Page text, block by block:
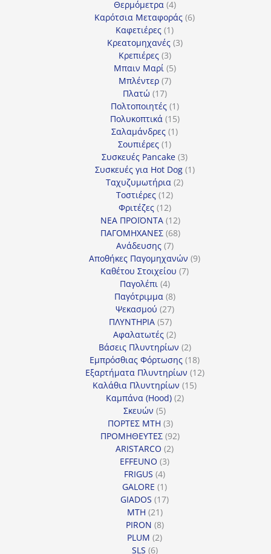
Θερμόμετρα 44
προϊόντα
Καρότσια Μεταφοράς 66
Καφετιέρες 11
προϊόν
Κρεατομηχανές 33
Κρεπιέρες 33
προϊόντα
Μπαιν Μαρί 55
Μπλέντερ 77
Πλατώ 1717
προϊόντα
Πολτοποιητές 11
προϊόν
Πολυκοπτικά 1515
προϊόντα
Σαλαμάνδρες 11
Σουπιέρες 11
προϊόν
Συσκευές Pancake 33
προϊόντα
Συσκευές για Hot Dog 11
Ταχυζυμωτήρια 22
Τοστιέρες 1212
προϊόντα
Φριτέζες 1212
προϊόντα
ΝΕΑ ΠΡΟΪΟΝΤΑ 1212
προϊόντα
ΠΑΓΟΜΗΧΑΝΕΣ 6868
Ανάδευσης 77
προϊόντα
Αποθήκες Παγομηχανών 99
Καθέτου Στοιχείου 77
Παγολέπι 44
προϊόντα
Παγότριμμα 88
προϊόντα
Ψεκασμού 2727
προϊόντα
ΠΛΥΝΤΗΡΙΑ 5757
προϊόντα
Αφαλατωτές 22
προϊόντα
Βάσεις Πλυντηρίων 22
προϊόντα
Εμπρόσθιας Φόρτωσης 1818
προϊόντα
Εξαρτήματα Πλυντηρίων 1212
Καλάθια Πλυντηρίων 1515
Καμπάνα (Hood) 22
Σκευών 55
προϊόντα
ΠΟΡΤΕΣ MTH 33
προϊόντα
ΠΡΟΜΗΘΕΥΤΕΣ 9292
ARISTARCO 22
EFFEUNO 33
FRIGUS 44
προϊόντα
GALORE 11
προϊόν
GIADOS 1717
MTH 2121
προϊόντα
PIRON 88
προϊόντα
PLUM 22
SLS 66